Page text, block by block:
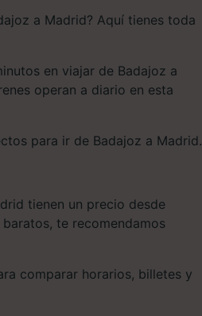
a Madrid? Aquí tienes toda
en viajar de Badajoz a
operan a diario en esta
para ir de Badajoz a Madrid.
tienen un precio desde
te recomendamos
comparar horarios, billetes y